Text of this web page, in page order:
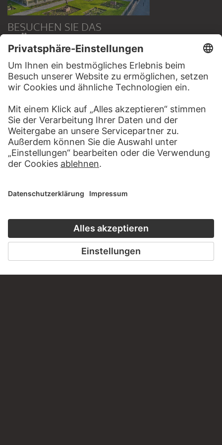
BESUCHEN SIE DAS
STÄDEL MUSEUM
ZUR WEBSEITE
KONTAKT
Haben Sie Anregungen, Fragen oder Informationen zu
diesem Werk?
SCHREIBEN SIE UNS
PERMALINK